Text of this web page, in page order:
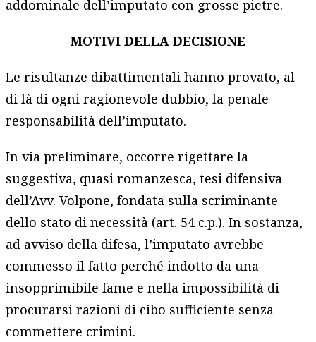
addominale dell’imputato con grosse pietre.
MOTIVI DELLA DECISIONE
Le risultanze dibattimentali hanno provato, al
di là di ogni ragionevole dubbio, la penale
responsabilità dell’imputato.
In via preliminare, occorre rigettare la
suggestiva, quasi romanzesca, tesi difensiva
dell’Avv. Volpone, fondata sulla scriminante
dello stato di necessità (art. 54 c.p.). In sostanza,
ad avviso della difesa, l’imputato avrebbe
commesso il fatto perché indotto da una
insopprimibile fame e nella impossibilità di
procurarsi razioni di cibo sufficiente senza
commettere crimini.